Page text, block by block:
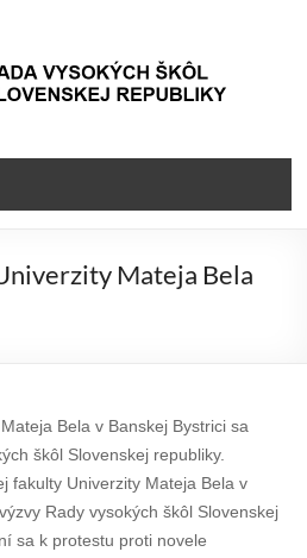
Mateja Bela
Bela v Banskej Bystrici sa
škôl Slovenskej republiky.
fakulty Univerzity Mateja Bela v
Rady vysokých škôl Slovenskej
sa k protestu proti novele